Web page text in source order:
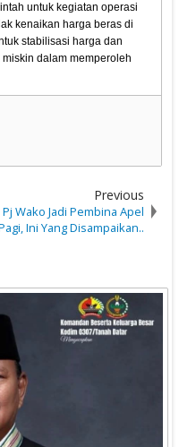
untuk kegiatan operasi
kenaikan harga beras di
stabilisasi harga dan
dalam memperoleh
Previous
Pj Wako Jadi Pembina Apel
Ini Yang Disampaikan..